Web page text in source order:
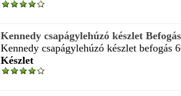
Kennedy csapágylehúzó készlet
Kennedy csapágylehúzó készlet befogás
Készlet